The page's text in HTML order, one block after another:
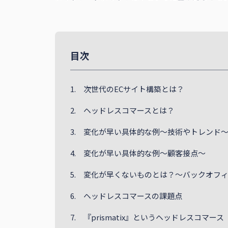
目次
1. 次世代のECサイト構築とは？
2. ヘッドレスコマースとは？
3. 変化が早い具体的な例～技術やトレンド～
4. 変化が早い具体的な例～顧客接点～
5. 変化が早くないものとは？～バックオフ
6. ヘッドレスコマースの課題点
7. 『prismatix』というヘッドレスコマース